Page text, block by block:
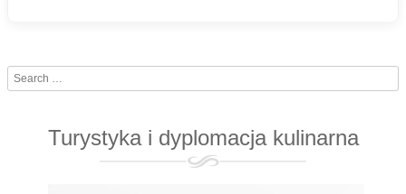
Search
Turystyka i dyplomacja kulinarna